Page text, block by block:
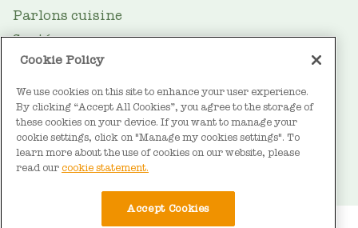
Parlons cuisine
Santé
Le guide des huiles
Durabilité
FOOTER
À propos de Vandemoortele
Contact
Cookie Policy
We use cookies on this site to enhance your user experience.
By clicking “Accept All Cookies”, you agree to the storage of
these cookies on your device. If you want to manage your
cookie settings, click on "Manage my cookies settings". To
learn more about the use of cookies on our website, please
read our cookie statement.
Accept Cookies